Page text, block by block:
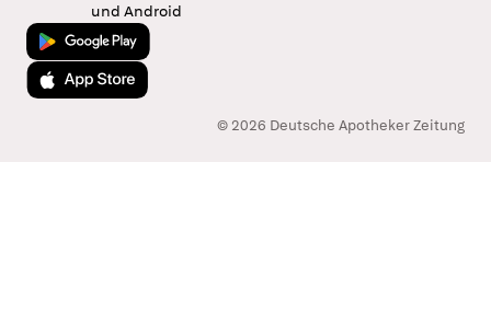
und Android
Jetzt bei Google Play
Laden im App Store
© 2026 Deutsche Apotheker Zeitung